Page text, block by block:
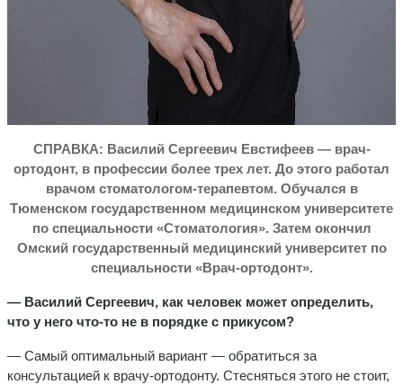
СПРАВКА: Василий Сергеевич Евстифеев — врач-
ортодонт, в профессии более трех лет. До этого работал
врачом стоматологом-терапевтом. Обучался в
Тюменском государственном медицинском университете
по специальности «Стоматология». Затем окончил
Омский государственный медицинский университет по
специальности «Врач-ортодонт».
— Василий Сергеевич, как человек может определить,
что у него что-то не в порядке с прикусом?
— Самый оптимальный вариант — обратиться за
консультацией к врачу-ортодонту. Стесняться этого не стоит,